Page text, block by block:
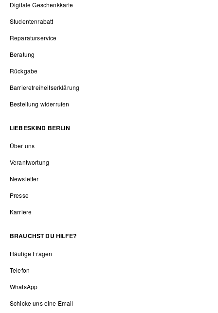
Digitale Geschenkkarte
Studentenrabatt
Reparaturservice
Beratung
Rückgabe
Barrierefreiheitserklärung
Bestellung widerrufen
LIEBESKIND BERLIN
Über uns
Verantwortung
Newsletter
Presse
Karriere
BRAUCHST DU HILFE?
Häufige Fragen
Telefon
WhatsApp
Schicke uns eine Email